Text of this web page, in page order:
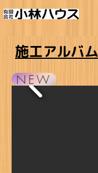
​施工アルバム
NEW